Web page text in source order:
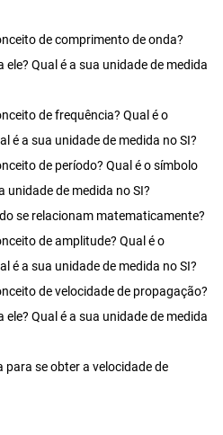
de comprimento de onda?
Qual é a sua unidade de medida
de frequência? Qual é o
é a sua unidade de medida no SI?
de período? Qual é o símbolo
unidade de medida no SI?
se relacionam matematicamente?
de amplitude? Qual é o
é a sua unidade de medida no SI?
de velocidade de propagação?
Qual é a sua unidade de medida
se obter a velocidade de